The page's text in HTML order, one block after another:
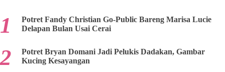
Potret Fandy Christian Go-Public Bareng Marisa Lucie
Delapan Bulan Usai Cerai
Potret Bryan Domani Jadi Pelukis Dadakan, Gambar
Kucing Kesayangan